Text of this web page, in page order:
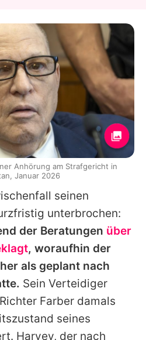
seinen
unterbrochen:
der Beratungen über
, woraufhin der
als geplant nach
Sein Verteidiger
Farber damals
seines
Harvey, der nach
Anhörung am Strafgericht in
Januar 2026